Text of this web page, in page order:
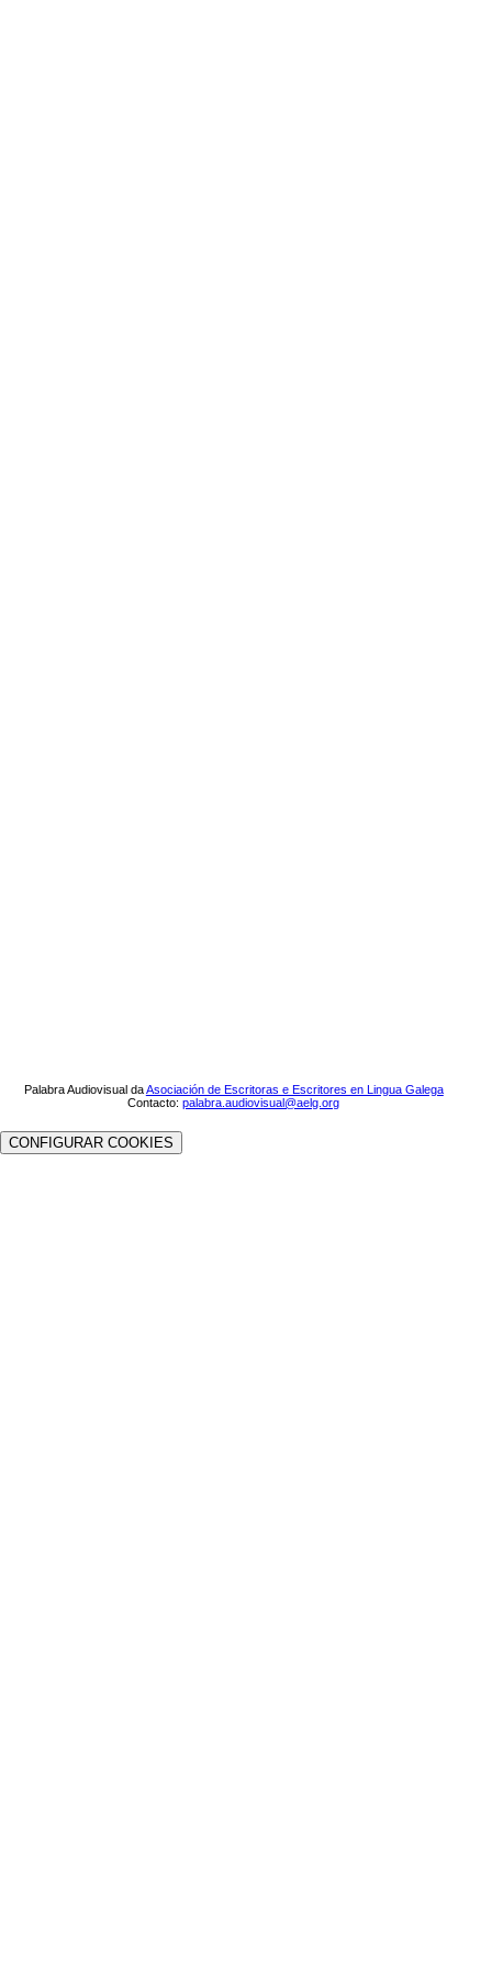
Palabra Audiovisual daAsociación de Escritoras e Escritores en Lingua Galega
Contacto:palabra.audiovisual@aelg.org
CONFIGURAR COOKIES